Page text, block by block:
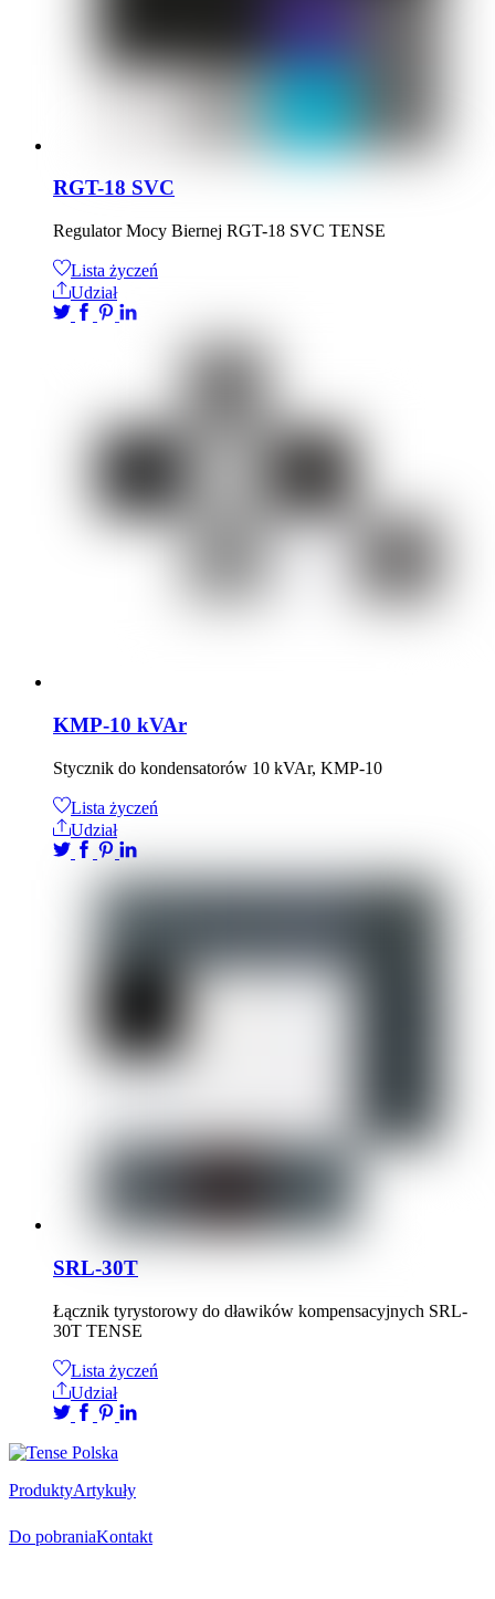
RGT-18 SVC
Regulator Mocy Biernej RGT-18 SVC TENSE
Lista życzeń
Udział
KMP-10 kVAr
Stycznik do kondensatorów 10 kVAr, KMP-10
Lista życzeń
Udział
SRL-30T
Łącznik tyrystorowy do dławików kompensacyjnych SRL-
30T TENSE
Lista życzeń
Udział
ProduktyArtykuły
Do pobraniaKontakt